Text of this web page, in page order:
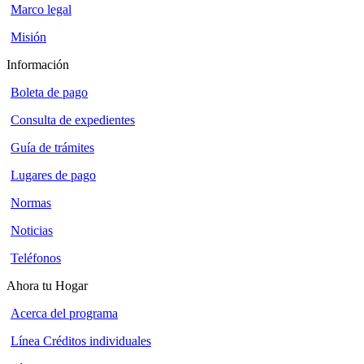
Marco legal
Misión
Información
Boleta de pago
Consulta de expedientes
Guía de trámites
Lugares de pago
Normas
Noticias
Teléfonos
Ahora tu Hogar
Acerca del programa
Línea Créditos individuales